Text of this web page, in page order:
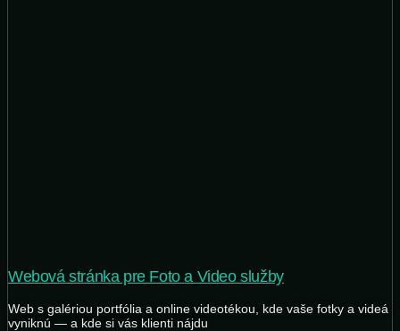
Webová stránka pre Foto a Video služby
Web s galériou portfólia a online videotékou, kde vaše fotky a videá
vyniknú — a kde si vás klienti nájdu